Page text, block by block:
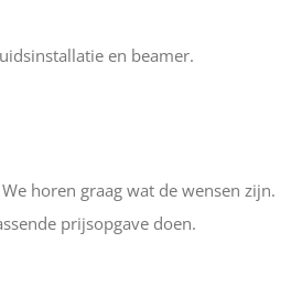
en beamer.
horen graag wat de wensen zijn.
prijsopgave doen.